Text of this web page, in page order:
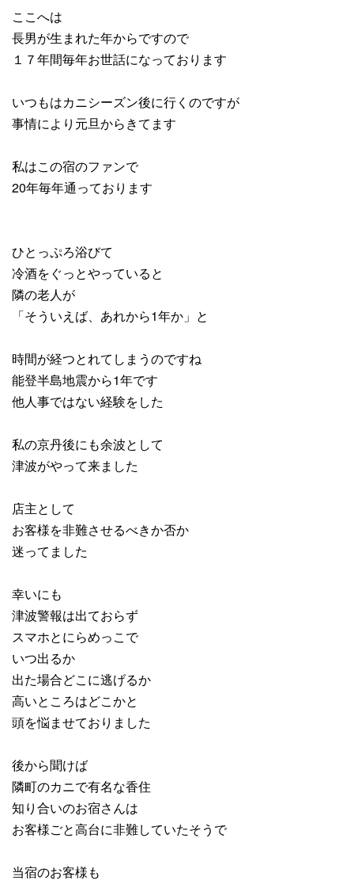
ここへは
長男が生まれた年からですので
１７年間毎年お世話になっております
いつもはカニシーズン後に行くのですが
事情により元旦からきてます
私はこの宿のファンで
20年毎年通っております
ひとっぷろ浴びて
冷酒をぐっとやっていると
隣の老人が
「そういえば、あれから1年か」と
時間が経つとれてしまうのですね
能登半島地震から1年です
他人事ではない経験をした
私の京丹後にも余波として
津波がやって来ました
店主として
お客様を非難させるべきか否か
迷ってました
幸いにも
津波警報は出ておらず
スマホとにらめっこで
いつ出るか
出た場合どこに逃げるか
高いところはどこかと
頭を悩ませておりました
後から聞けば
隣町のカニで有名な香住
知り合いのお宿さんは
お客様ごと高台に非難していたそうで
当宿のお客様も